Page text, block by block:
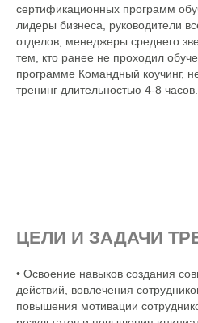
сертификационных программ
лидеры бизнеса, руководители
отделов, менеджеры среднего
тем, кто ранее не проходил
программе Командный коучинг,
тренинг длительностью 4-8 часов.
ЦЕЛИ И ЗАДАЧИ
• Освоение навыков создания
действий, вовлечения
повышения мотивации